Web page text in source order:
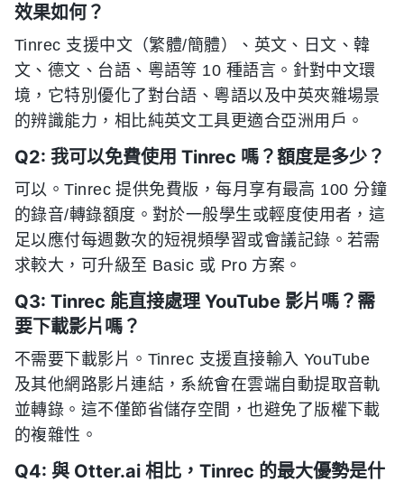
效果如何？
Tinrec 支援中文（繁體/簡體）、英文、日文、韓
文、德文、台語、粵語等 10 種語言。針對中文環
境，它特別優化了對台語、粵語以及中英夾雜場景
的辨識能力，相比純英文工具更適合亞洲用戶。
Q2: 我可以免費使用 Tinrec 嗎？額度是多少？
可以。Tinrec 提供免費版，每月享有最高 100 分鐘
的錄音/轉錄額度。對於一般學生或輕度使用者，這
足以應付每週數次的短視頻學習或會議記錄。若需
求較大，可升級至 Basic 或 Pro 方案。
Q3: Tinrec 能直接處理 YouTube 影片嗎？需
要下載影片嗎？
不需要下載影片。Tinrec 支援直接輸入 YouTube
及其他網路影片連結，系統會在雲端自動提取音軌
並轉錄。這不僅節省儲存空間，也避免了版權下載
的複雜性。
Q4: 與 Otter.ai 相比，Tinrec 的最大優勢是什